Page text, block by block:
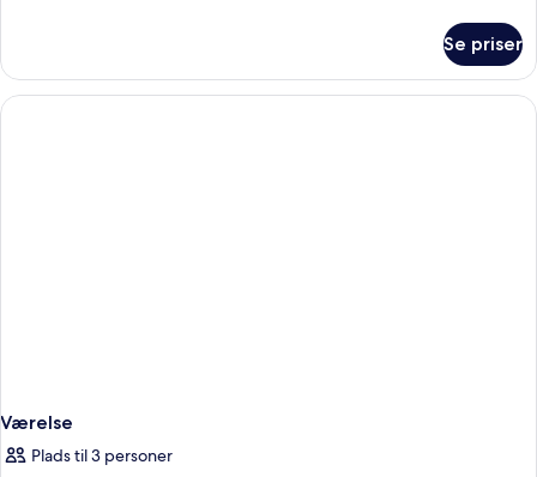
Se priser
Værelse
Plads til 3 personer